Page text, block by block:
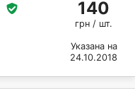
140
грн / шт.
Указана на
24.10.2018